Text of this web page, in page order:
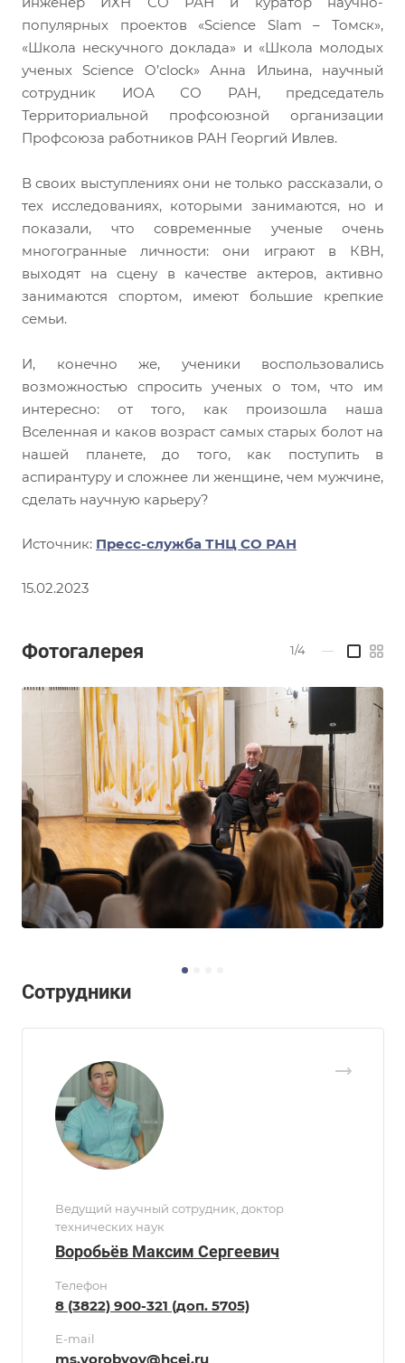
популярных проектов «Science Slam – Томск»,
«Школа нескучного доклада» и «Школа молодых
ученых Science O’clock» Анна Ильина, научный
сотрудник ИОА СО РАН, председатель
Территориальной профсоюзной организации
Профсоюза работников РАН Георгий Ивлев.
В своих выступлениях они не только рассказали, о
тех исследованиях, которыми занимаются, но и
показали, что современные ученые очень
многогранные личности: они играют в КВН,
выходят на сцену в качестве актеров, активно
занимаются спортом, имеют большие крепкие
семьи.
И, конечно же, ученики воспользовались
возможностью спросить ученых о том, что им
интересно: от того, как произошла наша
Вселенная и каков возраст самых старых болот на
нашей планете, до того, как поступить в
аспирантуру и сложнее ли женщине, чем мужчине,
сделать научную карьеру?
Источник: Пресс-служба ТНЦ СО РАН
15.02.2023
Фотогалерея 1/4 —
Сотрудники
Ведущий научный сотрудник, доктор
технических наук
Воробьёв Максим Сергеевич
Телефон
8 (3822) 900-321 (доп. 5705)
E-mail
ms.vorobyov@hcei.ru